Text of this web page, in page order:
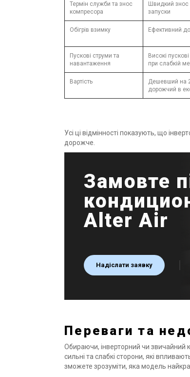
Термін служби та знос
компресора
Швидкий знос
запуски
Обігрів взимку Ефективний
Пускові струми та
навантаження
Високі
при слабкій
Вартість
Дешевший на
дорожчий в
Усі ці відмінності показують, що
дорожче.
Замовте
Alter Air
Надіслати заявку
Переваги та
Обираючи, інверторний чи звичайний
сильні та слабкі сторони, які
зможете зрозуміти, яка модель